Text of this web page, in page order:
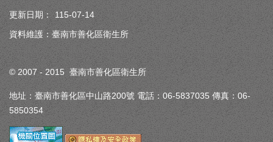
更新日期：
115-07-14
資料維護：臺南市善化區衛生所
© 2007 - 2015 臺南市善化區衛生所
地址：臺南市善化區中山路200號 電話：06-5837035 傳真：06-
5850354